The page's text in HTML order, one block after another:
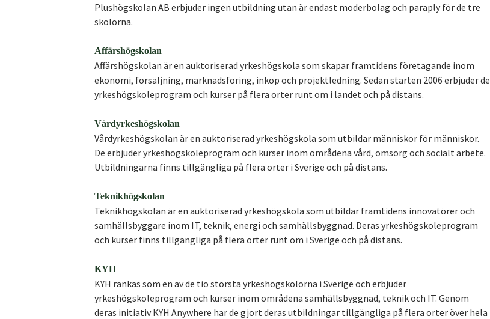
Plushögskolan AB erbjuder ingen utbildning utan är endast moderbolag och paraply för de tre
skolorna.
Affärshögskolan
Affärshögskolan är en auktoriserad yrkeshögskola som skapar framtidens företagande inom
ekonomi, försäljning, marknadsföring, inköp och projektledning. Sedan starten 2006 erbjuder de
yrkeshögskoleprogram och kurser på flera orter runt om i landet och på distans.
Vårdyrkeshögskolan
Vårdyrkeshögskolan är en auktoriserad yrkeshögskola som utbildar människor för människor.
De erbjuder yrkeshögskoleprogram och kurser inom områdena vård, omsorg och socialt arbete.
Utbildningarna finns tillgängliga på flera orter i Sverige och på distans.
Teknikhögskolan
Teknikhögskolan är en auktoriserad yrkeshögskola som utbildar framtidens innovatörer och
samhällsbyggare inom IT, teknik, energi och samhällsbyggnad. Deras yrkeshögskoleprogram
och kurser finns tillgängliga på flera orter runt om i Sverige och på distans.
KYH
KYH rankas som en av de tio största yrkeshögskolorna i Sverige och erbjuder
yrkeshögskoleprogram och kurser inom områdena samhällsbyggnad, teknik och IT. Genom
deras initiativ KYH Anywhere har de gjort deras utbildningar tillgängliga på flera orter över hela